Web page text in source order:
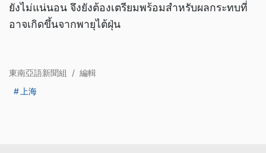
ยังไม่แน่นอน จึงยังต้องเตรียมพร้อมสำหรับผลกระทบที่
อาจเกิดขึ้นจากพายุไต้ฝุ่น
東南亞語新聞組 / 編輯
上海